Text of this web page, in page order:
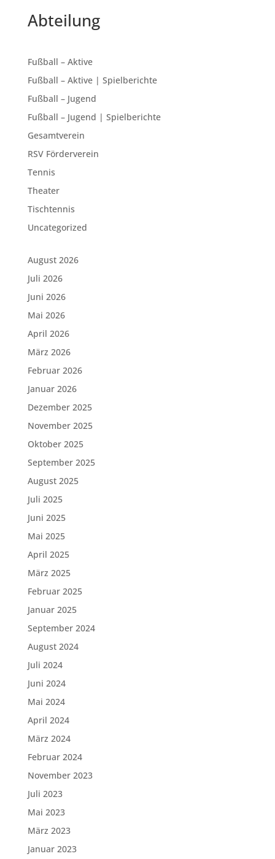
Abteilung
Fußball – Aktive
Fußball – Aktive | Spielberichte
Fußball – Jugend
Fußball – Jugend | Spielberichte
Gesamtverein
RSV Förderverein
Tennis
Theater
Tischtennis
Uncategorized
August 2026
Juli 2026
Juni 2026
Mai 2026
April 2026
März 2026
Februar 2026
Januar 2026
Dezember 2025
November 2025
Oktober 2025
September 2025
August 2025
Juli 2025
Juni 2025
Mai 2025
April 2025
März 2025
Februar 2025
Januar 2025
September 2024
August 2024
Juli 2024
Juni 2024
Mai 2024
April 2024
März 2024
Februar 2024
November 2023
Juli 2023
Mai 2023
März 2023
Januar 2023